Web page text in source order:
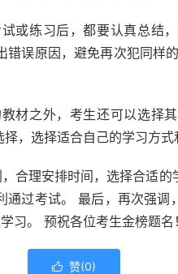
或练习后，都要认真总结
误原因，避免再次犯同样
材之外，考生还可以选择
，选择适合自己的学习方式
合理安排时间，选择合适
过考试。 最后，再次强调
习。 预祝各位考生金榜题名！
 赞(0)